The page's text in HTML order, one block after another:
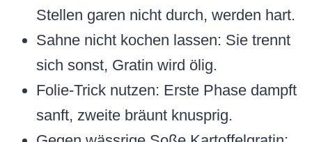
Stellen garen nicht durch, werden hart.
Sahne nicht kochen lassen: Sie trennt
sich sonst, Gratin wird ölig.
Folie-Trick nutzen: Erste Phase dampft
sanft, zweite bräunt knusprig.